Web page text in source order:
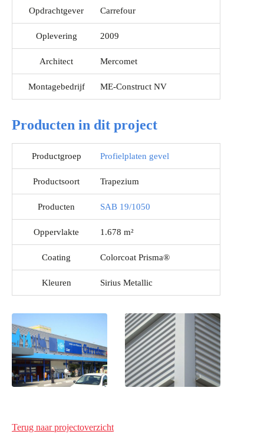
Opdrachtgever Carrefour
Oplevering 2009
Architect Mercomet
Montagebedrijf ME-Construct NV
Producten in dit project
Productgroep Profielplaten gevel
Productsoort Trapezium
Producten SAB 19/1050
Oppervlakte 1.678 m²
Coating Colorcoat Prisma®
Kleuren Sirius Metallic
Terug naar projectoverzicht